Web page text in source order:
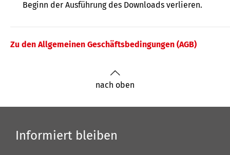
Beginn der Ausführung des Downloads verlieren.
Zu den Allgemeinen Geschäftsbedingungen (AGB)
nach oben
Informiert bleiben